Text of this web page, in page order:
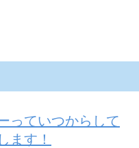
っていつからして
ます！